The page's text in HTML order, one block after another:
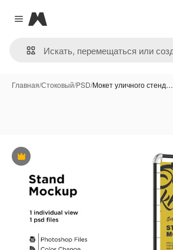
Close menu
Magnific
Главная/Стоковый/PSD/Мокет уличного стенд…
Премиум